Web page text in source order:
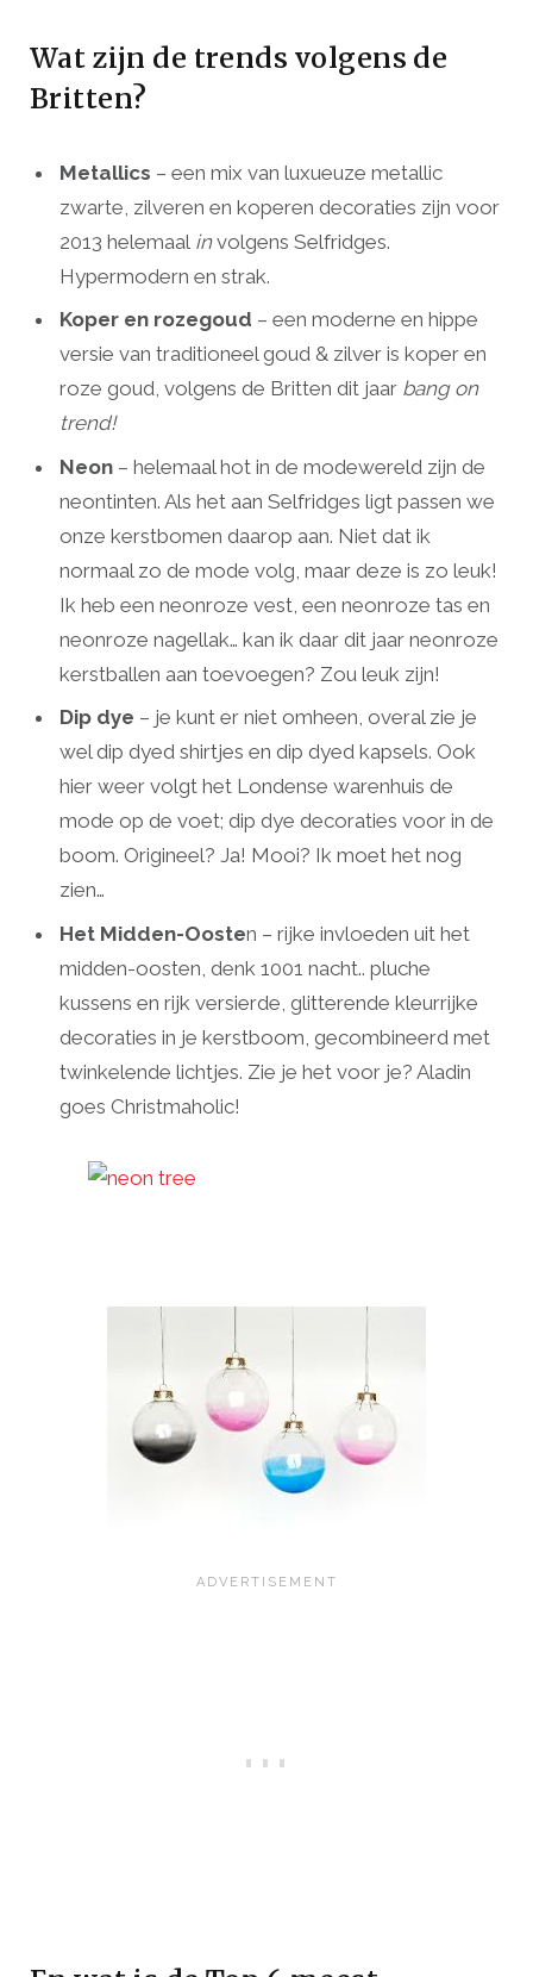
Wat zijn de trends volgens de
Britten?
Metallics – een mix van luxueuze metallic
zwarte, zilveren en koperen decoraties zijn voor
2013 helemaal involgens Selfridges.
Hypermodern en strak.
Koper en rozegoud – een moderne en hippe
versie van traditioneel goud & zilver is koper en
roze goud, volgens de Britten dit jaar bang on
trend!
Neon – helemaal hot in de modewereld zijn de
neontinten. Als het aan Selfridges ligt passen we
onze kerstbomen daarop aan. Niet dat ik
normaal zo de mode volg, maar deze is zo leuk!
Ik heb een neonroze vest, een neonroze tas en
neonroze nagellak… kan ik daar dit jaar neonroze
kerstballen aan toevoegen? Zou leuk zijn!
Dip dye – je kunt er niet omheen, overal zie je
wel dip dyed shirtjes en dip dyed kapsels. Ook
hier weer volgt het Londense warenhuis de
mode op de voet; dip dye decoraties voor in de
boom. Origineel? Ja! Mooi? Ik moet het nog
zien…
Het Midden-Oosten – rijke invloeden uit het
midden-oosten, denk 1001 nacht.. pluche
kussens en rijk versierde, glitterende kleurrijke
decoraties in je kerstboom, gecombineerd met
twinkelende lichtjes. Zie je het voor je? Aladin
goes Christmaholic!